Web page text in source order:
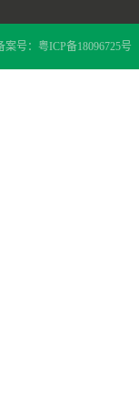
案号： 粤ICP备18096725号